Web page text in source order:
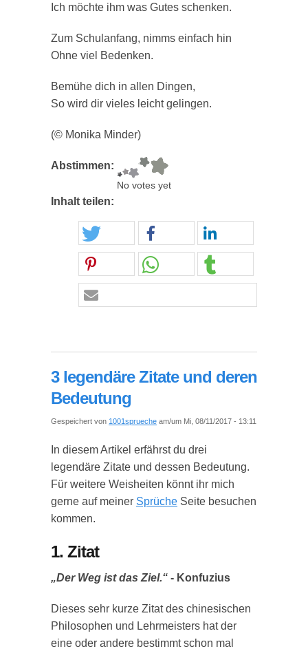
Ich möchte ihm was Gutes schenken.
Zum Schulanfang, nimms einfach hin
Ohne viel Bedenken.
Bemühe dich in allen Dingen,
So wird dir vieles leicht gelingen.
(© Monika Minder)
Abstimmen:
No votes yet
Inhalt teilen:
3 legendäre Zitate und deren
Bedeutung
Gespeichert von 1001sprueche am/um Mi, 08/11/2017 - 13:11
In diesem Artikel erfährst du drei
legendäre Zitate und dessen Bedeutung.
Für weitere Weisheiten könnt ihr mich
gerne auf meiner Sprüche Seite besuchen
kommen.
1. Zitat
„Der Weg ist das Ziel.“ - Konfuzius
Dieses sehr kurze Zitat des chinesischen
Philosophen und Lehrmeisters hat der
eine oder andere bestimmt schon mal